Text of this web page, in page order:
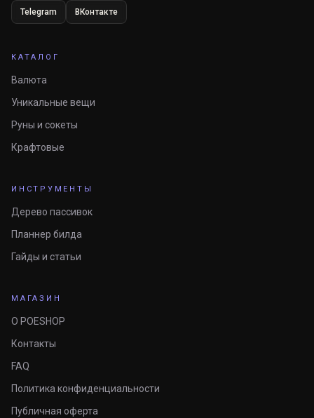
Telegram ВКонтакте
КАТАЛОГ
Валюта
Уникальные вещи
Руны и сокеты
Крафтовые
ИНСТРУМЕНТЫ
Дерево пассивок
Планнер билда
Гайды и статьи
МАГАЗИН
О POESHOP
Контакты
FAQ
Политика конфиденциальности
Публичная оферта